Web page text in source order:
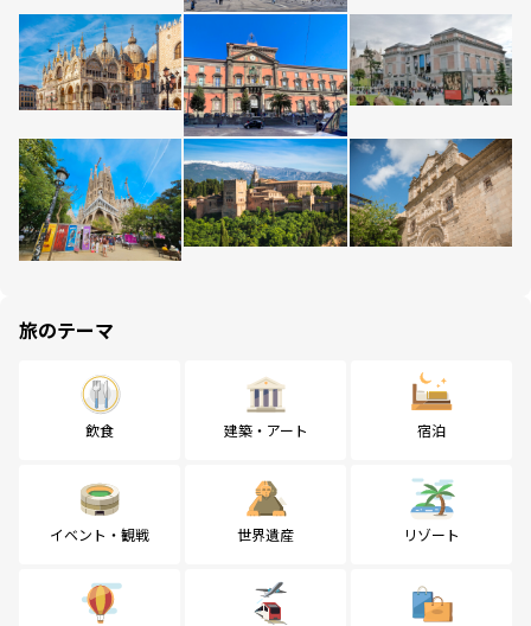
旅のテーマ
飲食 建築・アート 宿泊
イベント・観戦 世界遺産 リゾート